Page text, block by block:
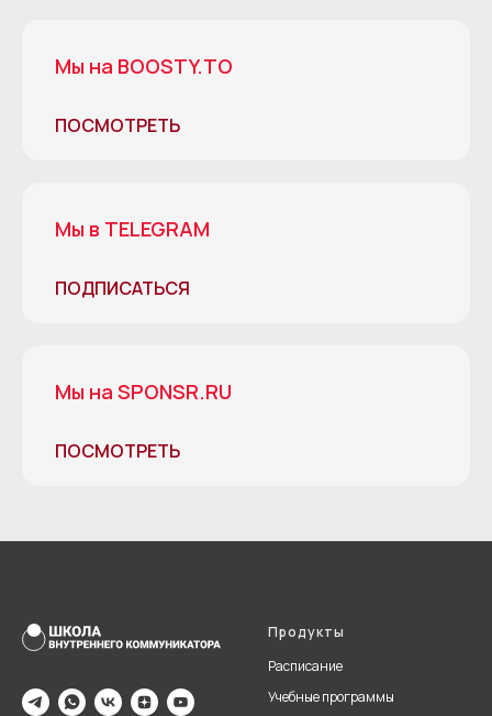
Мы на BOOSTY.TO
ПОСМОТРЕТЬ
Мы в TELEGRAM
ПОДПИСАТЬСЯ
Мы на SPONSR.RU
ПОСМОТРЕТЬ
Продукты
Расписание
Учебные программы